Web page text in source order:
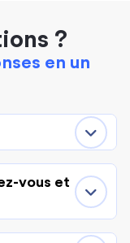
?
en un
vous et